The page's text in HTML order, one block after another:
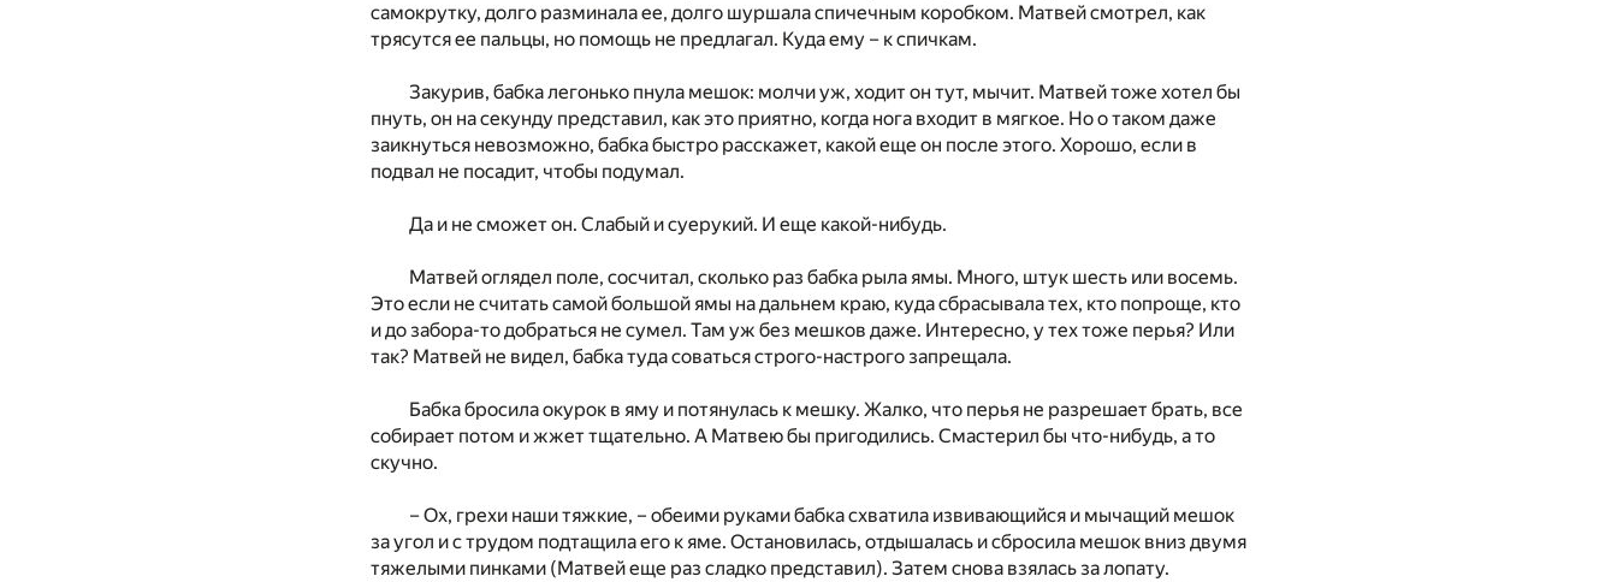
самокрутку, долго разминала ее, долго шуршала спичечным коробком. Матвей смотрел, как
трясутся ее пальцы, но помощь не предлагал. Куда ему – к спичкам.
Закурив, бабка легонько пнула мешок: молчи уж, ходит он тут, мычит. Матвей тоже хотел бы
пнуть, он на секунду представил, как это приятно, когда нога входит в мягкое. Но о таком даже
заикнуться невозможно, бабка быстро расскажет, какой еще он после этого. Хорошо, если в
подвал не посадит, чтобы подумал.
Да и не сможет он. Слабый и суерукий. И еще какой-нибудь.
Матвей оглядел поле, сосчитал, сколько раз бабка рыла ямы. Много, штук шесть или восемь.
Это если не считать самой большой ямы на дальнем краю, куда сбрасывала тех, кто попроще, кто
и до забора-то добраться не сумел. Там уж без мешков даже. Интересно, у тех тоже перья? Или
так? Матвей не видел, бабка туда соваться строго-настрого запрещала.
Бабка бросила окурок в яму и потянулась к мешку. Жалко, что перья не разрешает брать, все
собирает потом и жжет тщательно. А Матвею бы пригодились. Смастерил бы что-нибудь, а то
скучно.
– Ох, грехи наши тяжкие, – обеими руками бабка схватила извивающийся и мычащий мешок
за угол и с трудом подтащила его к яме. Остановилась, отдышалась и сбросила мешок вниз двумя
тяжелыми пинками (Матвей еще раз сладко представил). Затем снова взялась за лопату.